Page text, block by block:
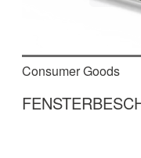
Consumer Goods